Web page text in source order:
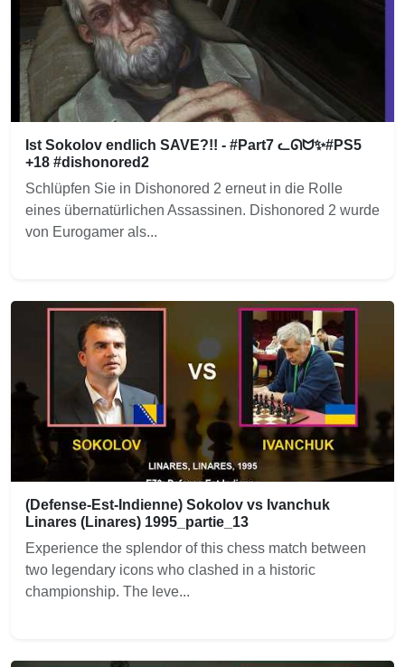
Ist Sokolov endlich SAVE?!! - #Part7 ᓚᘏᗢ✨#PS5
+18 #dishonored2
Schlüpfen Sie in Dishonored 2 erneut in die Rolle
eines übernatürlichen Assassinen. Dishonored 2 wurde
von Eurogamer als...
(Defense-Est-Indienne) Sokolov vs Ivanchuk
Linares (Linares) 1995_partie_13
Experience the splendor of this chess match between
two legendary icons who clashed in a historic
championship. The leve...